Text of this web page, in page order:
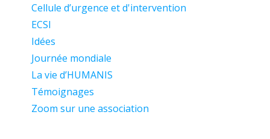
Cellule d’urgence et d'intervention
ECSI
Idées
Journée mondiale
La vie d’HUMANIS
Témoignages
Zoom sur une association